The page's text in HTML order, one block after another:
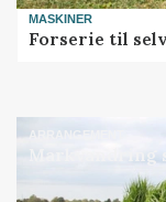
MASKINER
Forserie til
ARRANGEMENT
Markvandring